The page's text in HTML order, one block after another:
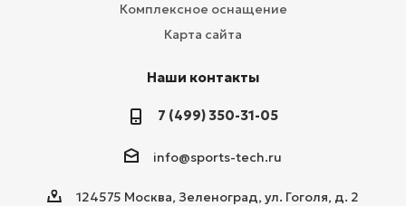
Комплексное оснащение
Карта сайта
Наши контакты
7 (499) 350-31-05
info@sports-tech.ru
124575 Москва, Зеленоград, ул. Гоголя, д. 2